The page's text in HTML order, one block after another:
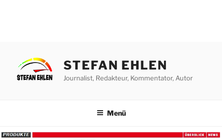
springen
STEFAN EHLEN
Journalist, Redakteur, Kommentator, Autor
Menü